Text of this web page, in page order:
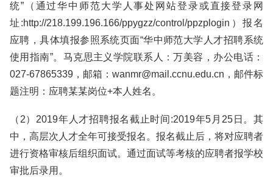
统”（通过华中师范大学人事处网站登录或直接登录网
址:http://218.199.196.166/ppygzz/control/ppzplogin）报名
应聘，具体填报参照系统页面“华中师范大学人才招聘系统
使用指南”。马克思主义学院联系人：万美容，办公电话：
027-67865339，邮箱：wanmr@mail.ccnu.edu.cn，邮件标
题注明：应聘某某岗位+本人姓名。
（2）2019年人才招聘报名截止时间:2019年5月25日。其
中，高层次人才全年可接受报名。报名截止后，将对应聘者
进行资格审核后组织面试。通过面试等考核的应聘者报学校
审批后录用。